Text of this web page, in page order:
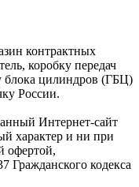
контрактных
коробку передач
цилиндров (ГБЦ)
России.
Интернет-сайт
характер и ни при
офертой,
Гражданского кодекса